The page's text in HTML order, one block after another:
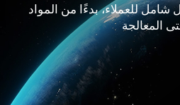
للعملاء، بدءًا من المواد